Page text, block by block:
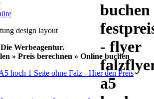
Die Werbeagentur.
» Preis berechnen » Online buchen